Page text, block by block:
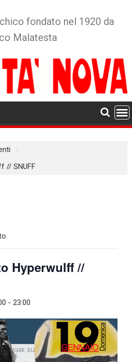
fondato nel 1920 da
Malatesta
// SNUFF
Hyperwulff //
-23:00